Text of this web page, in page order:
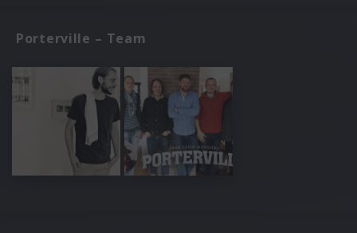
Porterville – Team